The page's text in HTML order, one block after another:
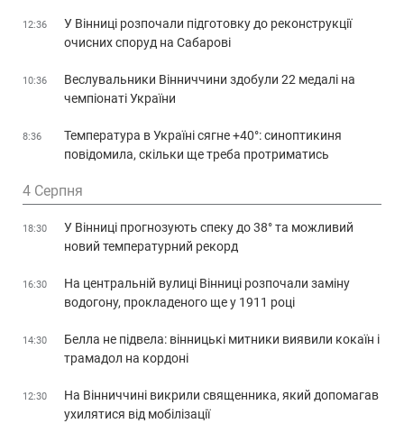
12:36
У Вінниці розпочали підготовку до реконструкції
очисних споруд на Сабарові
10:36
Веслувальники Вінниччини здобули 22 медалі на
чемпіонаті України
8:36
Температура в Україні сягне +40°: синоптикиня
повідомила, скільки ще треба протриматись
4 Серпня
18:30
У Вінниці прогнозують спеку до 38° та можливий
новий температурний рекорд
16:30
На центральній вулиці Вінниці розпочали заміну
водогону, прокладеного ще у 1911 році
14:30
Белла не підвела: вінницькі митники виявили кокаїн і
трамадол на кордоні
12:30
На Вінниччині викрили священника, який допомагав
ухилятися від мобілізації